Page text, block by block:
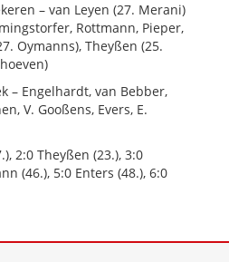
– van Leyen (27. Merani)
Rottmann, Pieper,
Oymanns), Theyßen (25.
– Engelhardt, van Bebber,
V. Gooßens, Evers, E.
2:0 Theyßen (23.), 3:0
(46.), 5:0 Enters (48.), 6:0